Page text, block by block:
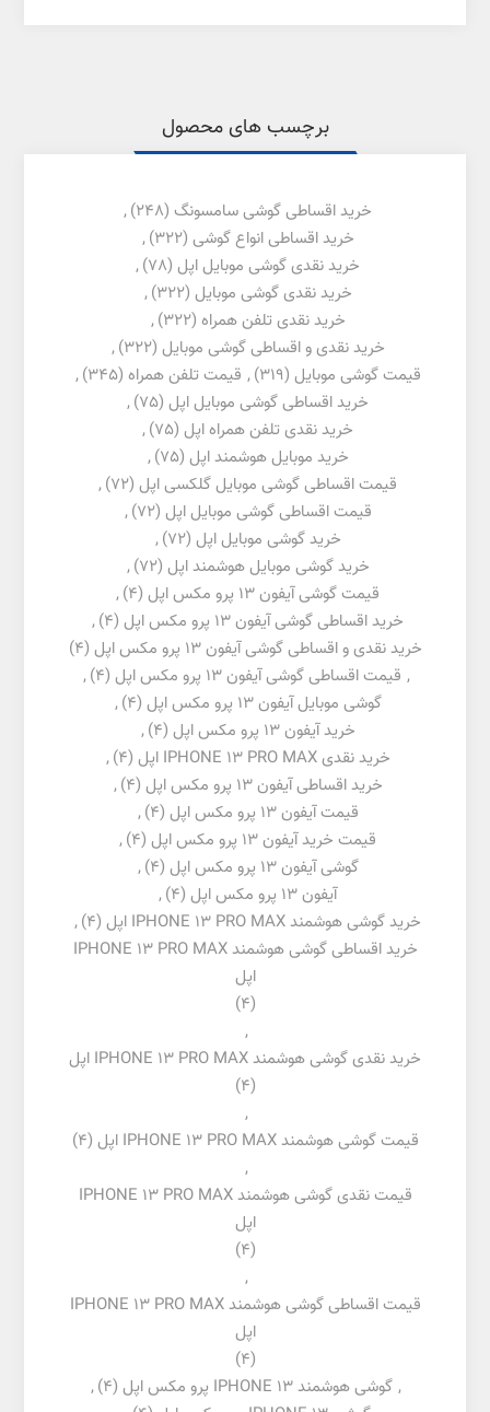
برچسب های محصول
خرید اقساطی گوشی سامسونگ (248)
,
خرید اقساطی انواع گوشی (322)
,
خرید نقدی گوشی موبایل اپل (78)
,
خرید نقدی گوشی موبایل (322)
,
خرید نقدی تلفن همراه (322)
,
خرید نقدی و اقساطی گوشی موبایل (322)
,
قیمت گوشی موبایل (319)
, قیمت تلفن همراه (345)
,
خرید اقساطی گوشی موبایل اپل (75)
,
خرید نقدی تلفن همراه اپل (75)
,
خرید موبایل هوشمند اپل (75)
,
قیمت اقساطی گوشی موبایل گلکسی اپل (72)
,
قیمت اقساطی گوشی موبایل اپل (72)
,
خرید گوشی موبایل اپل (72)
,
خرید گوشی موبایل هوشمند اپل (72)
,
قیمت گوشی آیفون 13 پرو مکس اپل
(4)
,
خرید اقساطی گوشی آیفون 13 پرو مکس اپل
(4)
,
خرید نقدی و اقساطی گوشی آیفون 13 پرو مکس اپل
(4)
, قیمت اقساطی گوشی آیفون 13 پرو مکس اپل (4)
,
گوشی موبایل آیفون 13 پرو مکس اپل
(4)
,
خرید آیفون 13 پرو مکس اپل
(4)
,
خرید نقدی IPHONE 13 PRO MAX اپل
(4)
,
خرید اقساطی آیفون 13 پرو مکس اپل
(4)
,
قیمت آیفون 13 پرو مکس اپل
(4)
,
قیمت خرید آیفون 13 پرو مکس اپل
(4)
,
گوشی آیفون 13 پرو مکس اپل
(4)
,
آیفون 13 پرو مکس اپل
(4)
,
خرید گوشی هوشمند IPHONE 13 PRO MAX اپل
(4)
,
خرید اقساطی گوشی هوشمند IPHONE 13 PRO MAX
اپل
(4)
,
خرید نقدی گوشی هوشمند IPHONE 13 PRO MAX اپل
(4)
,
قیمت گوشی هوشمند IPHONE 13 PRO MAX اپل
(4)
,
قیمت نقدی گوشی هوشمند IPHONE 13 PRO MAX
اپل
(4)
,
قیمت اقساطی گوشی هوشمند IPHONE 13 PRO MAX
اپل
(4)
, گوشی هوشمند IPHONE 13 پرو مکس اپل (4)
,